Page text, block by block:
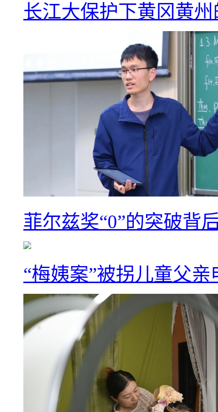
长江大保护下黄冈黄
菲尔兹奖“0”的突破背
“梅姨案”被拐儿童父